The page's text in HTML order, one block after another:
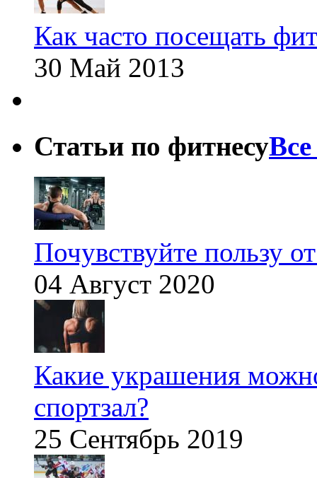
Как часто посещать
30 Май 2013
Статьи по фитнесу
Почувствуйте пользу
04 Август 2020
Какие украшения
спортзал?
25 Сентябрь 2019